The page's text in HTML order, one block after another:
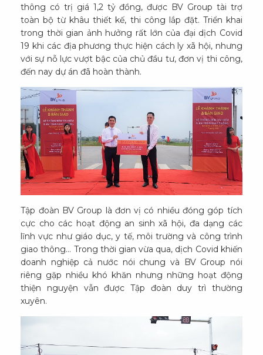
thông có trị giá 1,2 tỷ đồng, được BV Group tài trợ
toàn bộ từ khâu thiết kế, thi công lắp đặt. Triển khai
trong thời gian ảnh hưởng rất lớn của đại dịch Covid
19 khi các địa phương thực hiện cách ly xã hội, nhưng
với sự nỗ lực vượt bậc của chủ đầu tư, đơn vị thi công,
đến nay dự án đã hoàn thành.
Tập đoàn BV Group là đơn vị có nhiều đóng góp tích
cực cho các hoạt động an sinh xã hội, đa dạng các
lĩnh vực như giáo dục, y tế, môi trường và công trình
giao thông… Trong thời gian vừa qua, dịch Covid khiến
doanh nghiệp cả nước nói chung và BV Group nói
riêng gặp nhiều khó khăn nhưng những hoạt động
thiện nguyện vẫn được Tập đoàn duy trì thường
xuyên.